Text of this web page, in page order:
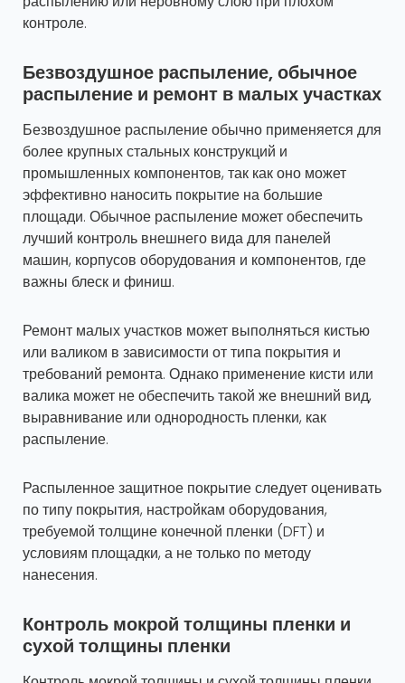
контроле.
Безвоздушное распыление, обычное
распыление и ремонт в малых участках
Безвоздушное распыление обычно применяется для
более крупных стальных конструкций и
промышленных компонентов, так как оно может
эффективно наносить покрытие на большие
площади. Обычное распыление может обеспечить
лучший контроль внешнего вида для панелей
машин, корпусов оборудования и компонентов, где
важны блеск и финиш.
Ремонт малых участков может выполняться кистью
или валиком в зависимости от типа покрытия и
требований ремонта. Однако применение кисти или
валика может не обеспечить такой же внешний вид,
выравнивание или однородность пленки, как
распыление.
Распыленное защитное покрытие следует оценивать
по типу покрытия, настройкам оборудования,
требуемой толщине конечной пленки (DFT) и
условиям площадки, а не только по методу
нанесения.
Контроль мокрой толщины пленки и
сухой толщины пленки